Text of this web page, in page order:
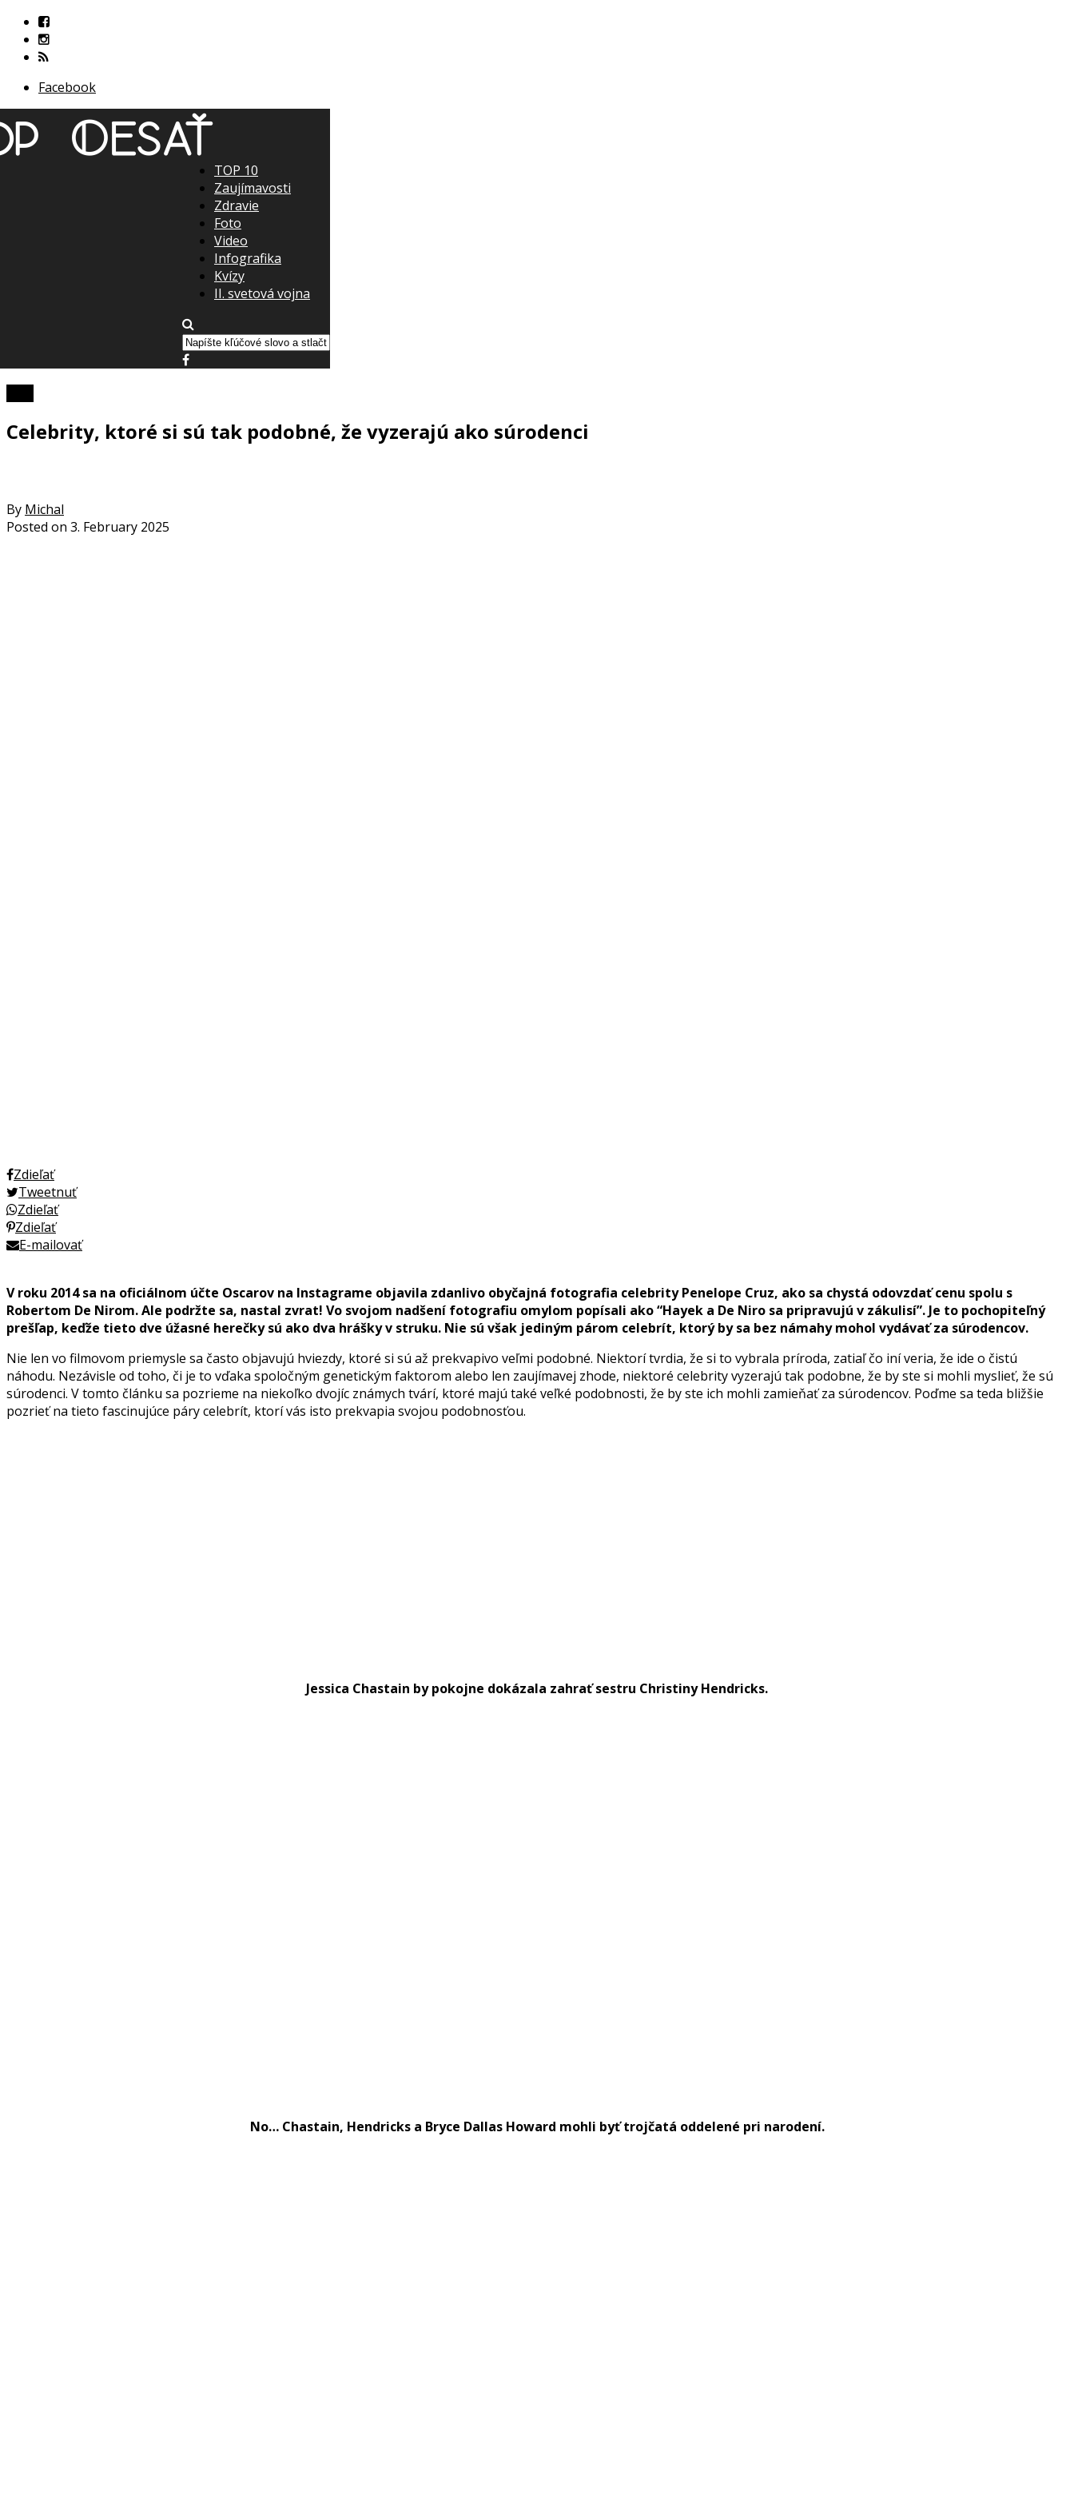
Facebook
TOP 10
Zaujímavosti
Zdravie
Foto
Video
Infografika
Kvízy
II. svetová vojna
Celebrity, ktoré si sú tak podobné, že vyzerajú ako súrodenci
By Michal
Posted on 3. February 2025
Zdieľať
Tweetnuť
Zdieľať
Zdieľať
E-mailovať
V roku 2014 sa na oficiálnom účte Oscarov na Instagrame objavila zdanlivo obyčajná fotografia celebrity Penelope Cruz, ako sa chystá odovzdať cenu spolu s
Robertom De Nirom. Ale podržte sa, nastal zvrat! Vo svojom nadšení fotografiu omylom popísali ako “Hayek a De Niro sa pripravujú v zákulisí”. Je to pochopiteľný
prešľap, keďže tieto dve úžasné herečky sú ako dva hrášky v struku. Nie sú však jediným párom celebrít, ktorý by sa bez námahy mohol vydávať za súrodencov.
Nie len vo filmovom priemysle sa často objavujú hviezdy, ktoré si sú až prekvapivo veľmi podobné. Niektorí tvrdia, že si to vybrala príroda, zatiaľ čo iní veria, že ide o čistú
náhodu. Nezávisle od toho, či je to vďaka spoločným genetickým faktorom alebo len zaujímavej zhode, niektoré celebrity vyzerajú tak podobne, že by ste si mohli myslieť, že sú
súrodenci. V tomto článku sa pozrieme na niekoľko dvojíc známych tvárí, ktoré majú také veľké podobnosti, že by ste ich mohli zamieňať za súrodencov. Poďme sa teda bližšie
pozrieť na tieto fascinujúce páry celebrít, ktorí vás isto prekvapia svojou podobnosťou.
Jessica Chastain by pokojne dokázala zahrať sestru Christiny Hendricks.
No… Chastain, Hendricks a Bryce Dallas Howard mohli byť trojčatá oddelené pri narodení.